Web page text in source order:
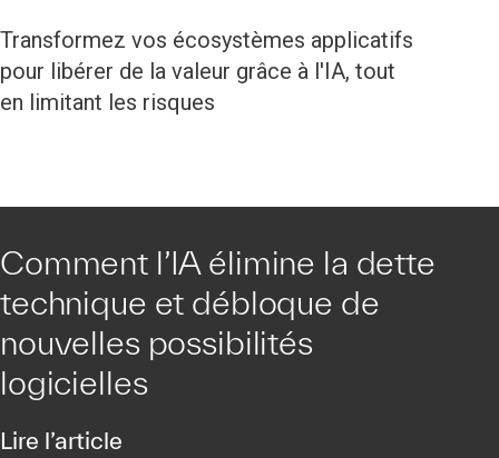
Transformez vos écosystèmes applicatifs
pour libérer de la valeur grâce à l'IA, tout
en limitant les risques
Comment l’IA élimine la dette
technique et débloque de
nouvelles possibilités
logicielles
Lire l’article